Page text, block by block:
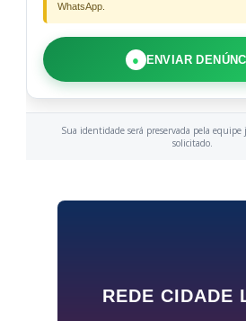
WhatsApp.
● ENVIAR
Sua identidade será preservada pela
solicitado.
REDE CIDADE